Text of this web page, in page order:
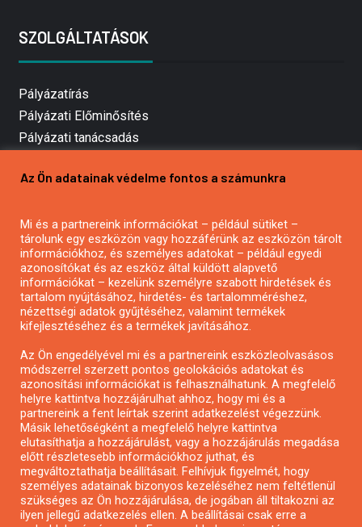
SZOLGÁLTATÁSOK
Pályázatírás
Pályázati Előminősítés
Pályázati tanácsadás
Mezőgazdasági pályázatírás
Pályázatírás civil szervezeteknek
Pályázatírás önkormányzatoknak
Pályázatfigyelés
Specifikus pályázatfigyelés vagy hírlevél
Pályázatok magánszemélyeknek
Pályázatok civil szervezeteknek
Pályázatok vállalkozásoknak
Önkormányzati pályázatok
Mezőgazdasági pályázatok
Falusi turizmus pályázatok
Az Ön adatainak védelme fontos a számunkra
Mi és a partnereink információkat – például sütiket –
tárolunk egy eszközön vagy hozzáférünk az eszközön tárolt
információkhoz, és személyes adatokat – például egyedi
azonosítókat és az eszköz által küldött alapvető
információkat – kezelünk személyre szabott hirdetések és
tartalom nyújtásához, hirdetés- és tartalomméréshez,
nézettségi adatok gyűjtéséhez, valamint termékek
kifejlesztéséhez és a termékek javításához.
Az Ön engedélyével mi és a partnereink eszközleolvasásos
módszerrel szerzett pontos geolokációs adatokat és
azonosítási információkat is felhasználhatunk. A megfelelő
helyre kattintva hozzájárulhat ahhoz, hogy mi és a
partnereink a fent leírtak szerint adatkezelést végezzünk.
Másik lehetőségként a megfelelő helyre kattintva
elutasíthatja a hozzájárulást, vagy a hozzájárulás megadása
előtt részletesebb információkhoz juthat, és
megváltoztathatja beállításait. Felhívjuk figyelmét, hogy
személyes adatainak bizonyos kezeléséhez nem feltétlenül
szükséges az Ön hozzájárulása, de jogában áll tiltakozni az
ilyen jellegű adatkezelés ellen. A beállításai csak erre a